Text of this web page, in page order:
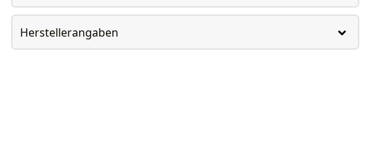
Herstellerangaben